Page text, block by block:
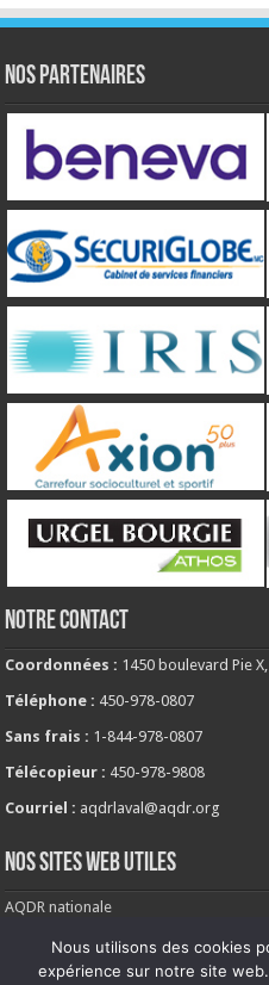
NOS PARTENAIRES
NOTRE CONTACT
Coordonnées : 1450 boulevard Pie
Téléphone : 450-978-0807
Sans frais : 1-844-978-0807
Télécopieur : 450-978-9808
Courriel : aqdrlaval@aqdr.org
NOS SITES WEB UTILES
AQDR nationale
Nous utilisons des cookies
expérience sur notre site